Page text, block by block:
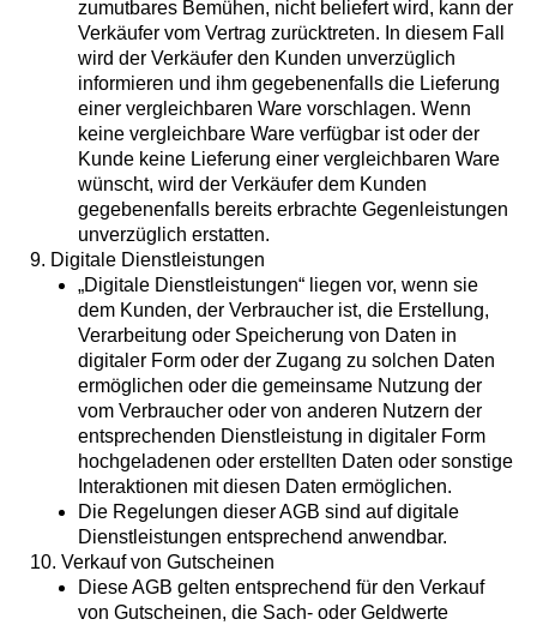
zumutbares Bemühen, nicht beliefert wird, kann der
Verkäufer vom Vertrag zurücktreten. In diesem Fall
wird der Verkäufer den Kunden unverzüglich
informieren und ihm gegebenenfalls die Lieferung
einer vergleichbaren Ware vorschlagen. Wenn
keine vergleichbare Ware verfügbar ist oder der
Kunde keine Lieferung einer vergleichbaren Ware
wünscht, wird der Verkäufer dem Kunden
gegebenenfalls bereits erbrachte Gegenleistungen
unverzüglich erstatten.
9. Digitale Dienstleistungen
„Digitale Dienstleistungen“ liegen vor, wenn sie
dem Kunden, der Verbraucher ist, die Erstellung,
Verarbeitung oder Speicherung von Daten in
digitaler Form oder der Zugang zu solchen Daten
ermöglichen oder die gemeinsame Nutzung der
vom Verbraucher oder von anderen Nutzern der
entsprechenden Dienstleistung in digitaler Form
hochgeladenen oder erstellten Daten oder sonstige
Interaktionen mit diesen Daten ermöglichen.
Die Regelungen dieser AGB sind auf digitale
Dienstleistungen entsprechend anwendbar.
10. Verkauf von Gutscheinen
Diese AGB gelten entsprechend für den Verkauf
von Gutscheinen, die Sach- oder Geldwerte